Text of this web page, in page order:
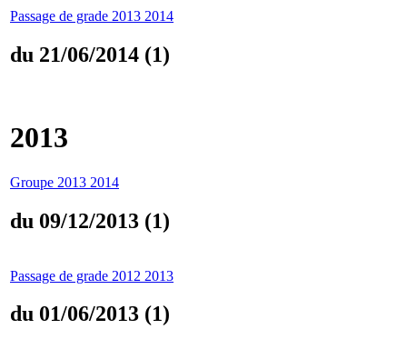
Passage de grade 2013 2014
du 21/06/2014 (1)
2013
Groupe 2013 2014
du 09/12/2013 (1)
Passage de grade 2012 2013
du 01/06/2013 (1)